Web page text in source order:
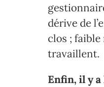
dérive de
clos ;
travaillent.
Enfin, il y